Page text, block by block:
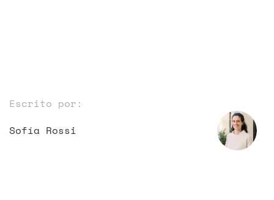
Escrito por:
Sofía Rossi